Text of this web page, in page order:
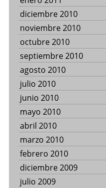
diciembre 2010
noviembre 2010
octubre 2010
septiembre 2010
agosto 2010
julio 2010
junio 2010
mayo 2010
abril 2010
marzo 2010
febrero 2010
diciembre 2009
julio 2009